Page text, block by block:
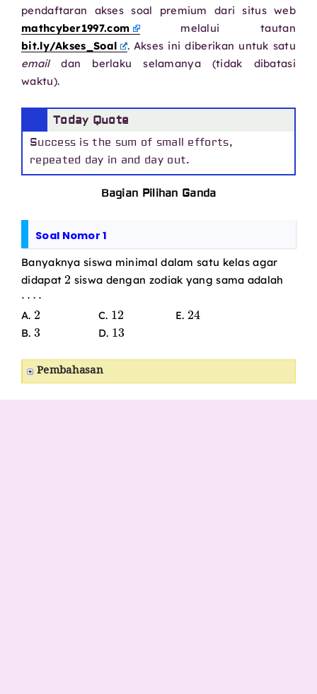
pendaftaran akses soal premium dari situs web
mathcyber1997.com
melalui tautan
bit.ly/Akses_Soal
. Akses ini diberikan untuk satu
emaildan berlaku selamanya (tidak dibatasi
waktu).
Today Quote
Success is the sum of small efforts,
repeated day in and day out.
Bagian Pilihan Ganda
Soal Nomor 1
Banyaknya siswa minimal dalam satu kelas agar
didapat
2
siswa dengan zodiak yang sama adalah
⋯⋅
A.
2
C.
12
E.
24
B.
3
D.
13
Pembahasan